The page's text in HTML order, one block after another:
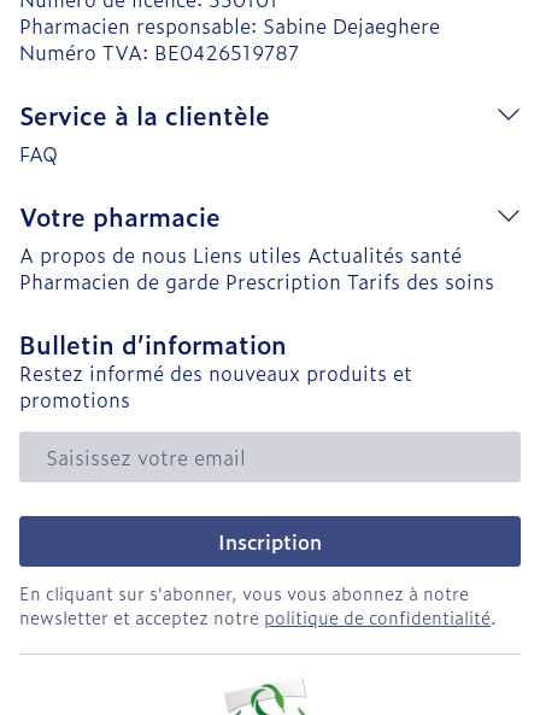
Pharmacien responsable: Sabine Dejaeghere
Numéro TVA: BE0426519787
Service à la clientèle
FAQ
Votre pharmacie
A propos de nous Liens utiles Actualités santé
Pharmacien de garde Prescription Tarifs des soins
Bulletin d’information
Restez informé des nouveaux produits et
promotions
Adresse mail
Inscription
En cliquant sur s'abonner, vous vous abonnez à notre
newsletter et acceptez notre politique de confidentialité.